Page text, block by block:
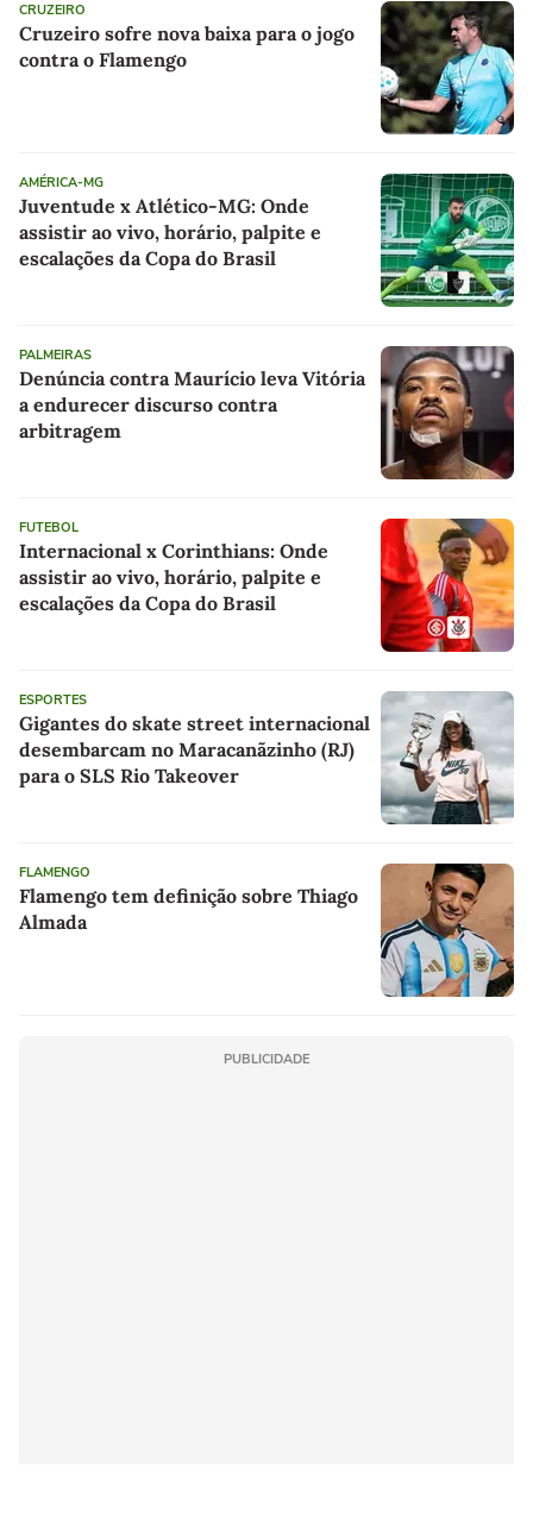
CRUZEIRO
Cruzeiro sofre nova baixa para o jogo
contra o Flamengo
AMÉRICA-MG
Juventude x Atlético-MG: Onde
assistir ao vivo, horário, palpite e
escalações da Copa do Brasil
PALMEIRAS
Denúncia contra Maurício leva Vitória
a endurecer discurso contra
arbitragem
FUTEBOL
Internacional x Corinthians: Onde
assistir ao vivo, horário, palpite e
escalações da Copa do Brasil
ESPORTES
Gigantes do skate street internacional
desembarcam no Maracanãzinho (RJ)
para o SLS Rio Takeover
FLAMENGO
Flamengo tem definição sobre Thiago
Almada
PUBLICIDADE